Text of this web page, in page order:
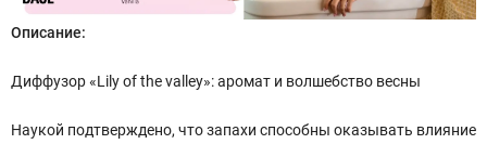
Описание:
Диффузор «Lily of the valley»: аромат и волшебство весны
Наукой подтверждено, что запахи способны оказывать влияние